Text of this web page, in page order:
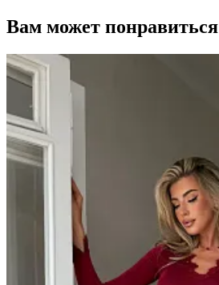
Вам может понравиться